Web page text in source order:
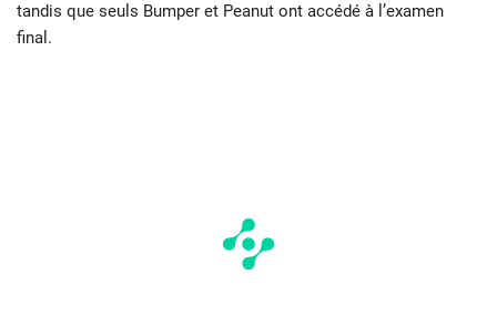
tandis que seuls Bumper et Peanut ont accédé à l’examen
final.